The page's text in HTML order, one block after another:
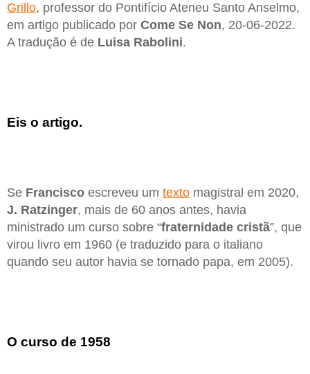
Grillo, professor do Pontifício Ateneu Santo Anselmo,
em artigo publicado por Come Se Non, 20-06-2022.
A tradução é de Luisa Rabolini.
Eis o artigo.
Se Francisco escreveu um texto magistral em 2020,
J. Ratzinger, mais de 60 anos antes, havia
ministrado um curso sobre “fraternidade cristã”, que
virou livro em 1960 (e traduzido para o italiano
quando seu autor havia se tornado papa, em 2005).
O curso de 1958